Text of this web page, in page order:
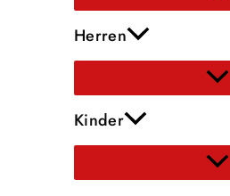
Herren
Kinder